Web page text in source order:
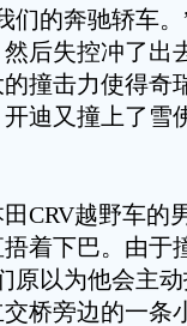
的奔驰轿车
后失控冲了出
撞击力使得奇
迪又撞上了雪
CRV越野车的
着下巴。由于
原以为他会主
桥旁边的一条